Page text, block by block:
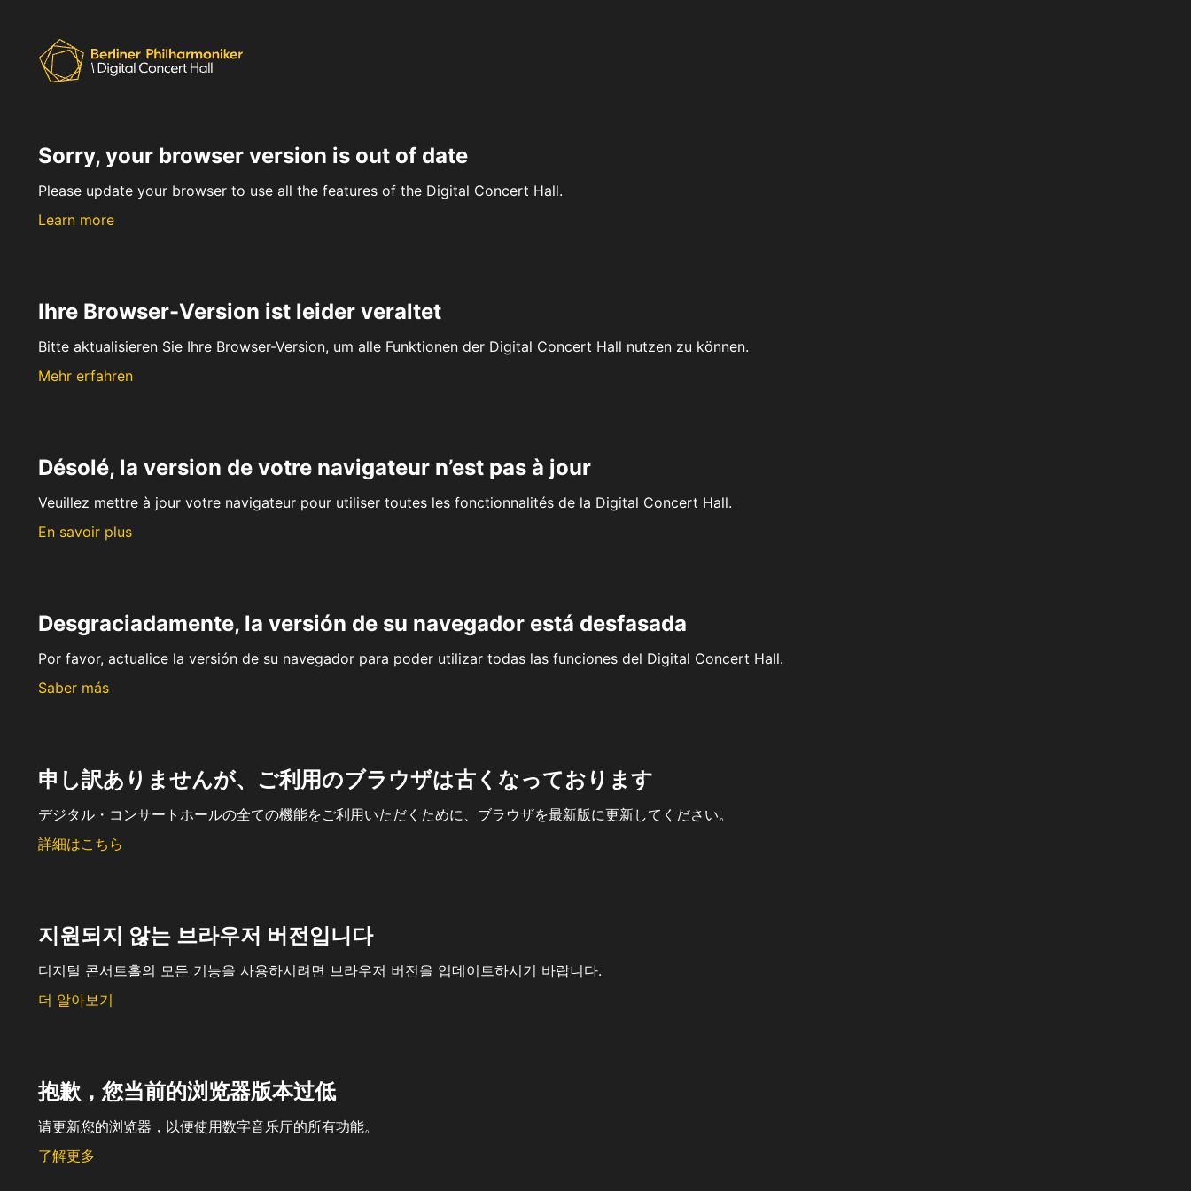
Sorry, your browser version is out of date
Please update your browser to use all the features of the Digital Concert Hall.
Learn more
Ihre Browser-Version ist leider veraltet
Bitte aktualisieren Sie Ihre Browser-Version, um alle Funktionen der Digital Concert Hall nutzen zu können.
Mehr erfahren
Désolé, la version de votre navigateur n’est pas à jour
Veuillez mettre à jour votre navigateur pour utiliser toutes les fonctionnalités de la Digital Concert Hall.
En savoir plus
Desgraciadamente, la versión de su navegador está desfasada
Por favor, actualice la versión de su navegador para poder utilizar todas las funciones del Digital Concert Hall.
Saber más
申し訳ありませんが、ご利用のブラウザは古くなっております
デジタル・コンサートホールの全ての機能をご利用いただくために、ブラウザを最新版に更新してください。
詳細はこちら
지원되지 않는 브라우저 버전입니다
디지털 콘서트홀의 모든 기능을 사용하시려면 브라우저 버전을 업데이트하시기 바랍니다.
더 알아보기
抱歉，您当前的浏览器版本过低
请更新您的浏览器，以便使用数字音乐厅的所有功能。
了解更多